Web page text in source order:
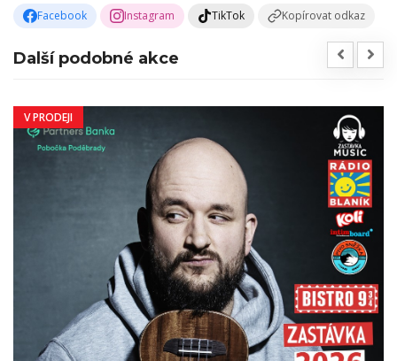
Facebook Instagram TikTok Kopírovat odkaz
Další podobné akce
V PRODEJI